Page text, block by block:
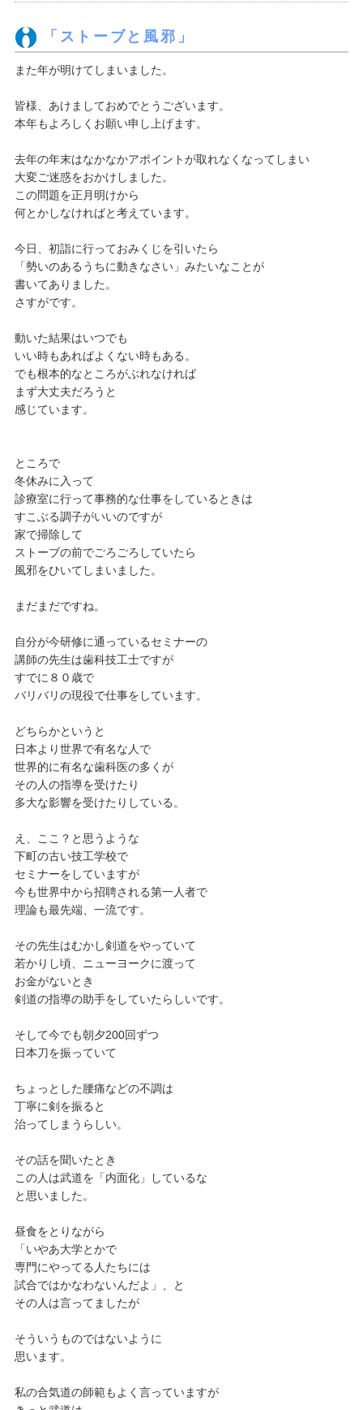
「ストーブと風邪」
また年が明けてしまいました。
皆様、あけましておめでとうございます。
本年もよろしくお願い申し上げます。
去年の年末はなかなかアポイントが取れなくなってしまい
大変ご迷惑をおかけしました。
この問題を正月明けから
何とかしなければと考えています。
今日、初詣に行っておみくじを引いたら
「勢いのあるうちに動きなさい」みたいなことが
書いてありました。
さすがです。
動いた結果はいつでも
いい時もあればよくない時もある。
でも根本的なところがぶれなければ
まず大丈夫だろうと
感じています。
ところで
冬休みに入って
診療室に行って事務的な仕事をしているときは
すこぶる調子がいいのですが
家で掃除して
ストーブの前でごろごろしていたら
風邪をひいてしまいました。
まだまだですね。
自分が今研修に通っているセミナーの
講師の先生は歯科技工士ですが
すでに８０歳で
バリバリの現役で仕事をしています。
どちらかというと
日本より世界で有名な人で
世界的に有名な歯科医の多くが
その人の指導を受けたり
多大な影響を受けたりしている。
え、ここ？と思うような
下町の古い技工学校で
セミナーをしていますが
今も世界中から招聘される第一人者で
理論も最先端、一流です。
その先生はむかし剣道をやっていて
若かりし頃、ニューヨークに渡って
お金がないとき
剣道の指導の助手をしていたらしいです。
そして今でも朝夕200回ずつ
日本刀を振っていて
ちょっとした腰痛などの不調は
丁寧に剣を振ると
治ってしまうらしい。
その話を聞いたとき
この人は武道を「内面化」しているな
と思いました。
昼食をとりながら
「いやあ大学とかで
専門にやってる人たちには
試合ではかなわないんだよ」、と
その人は言ってましたが
そういうものではないように
思います。
私の合気道の師範もよく言っていますが